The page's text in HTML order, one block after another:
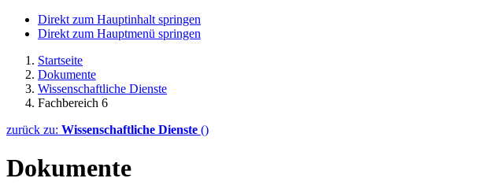
Direkt zum Hauptinhalt springen
Direkt zum Hauptmenü springen
Startseite
Dokumente
Wissenschaftliche Dienste
Fachbereich 6
zurück zu: Wissenschaftliche Dienste ()
Dokumente